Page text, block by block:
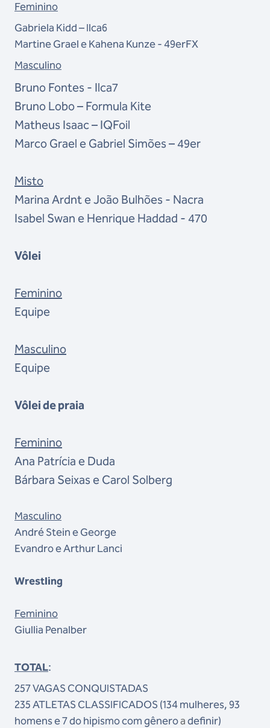
Feminino
Gabriela Kidd – Ilca6
Martine Grael e Kahena Kunze - 49erFX
Masculino
Bruno Fontes - Ilca7
Bruno Lobo – Formula Kite
Matheus Isaac – IQFoil
Marco Grael e Gabriel Simões – 49er
Misto
Marina Ardnt e João Bulhões - Nacra
Isabel Swan e Henrique Haddad - 470
Vôlei
Feminino
Equipe
Masculino
Equipe
Vôlei de praia
Feminino
Ana Patrícia e Duda
Bárbara Seixas e Carol Solberg
Masculino
André Stein e George
Evandro e Arthur Lanci
Wrestling
Feminino
Giullia Penalber
TOTAL:
257 VAGAS CONQUISTADAS
235 ATLETAS CLASSIFICADOS (134 mulheres, 93
homens e 7 do hipismo com gêneroadefinir)